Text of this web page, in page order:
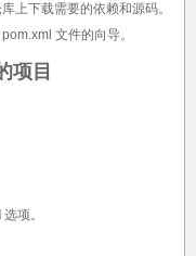
上下载需要的依赖和源码。
文件的向导。
项目
选项。